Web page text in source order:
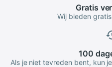
Gratis
Wij bieden
100
Als je niet tevreden bent, kun